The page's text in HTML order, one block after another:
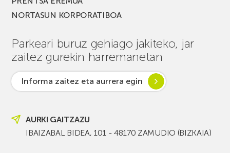
NORTASUN KORPORATIBOA
Parkeari buruz gehiago jakiteko, jar
zaitez gurekin harremanetan
Informa zaitez eta aurrera egin
AURKI GAITZAZU
IBAIZABAL BIDEA, 101 - 48170 ZAMUDIO (BIZKAIA)